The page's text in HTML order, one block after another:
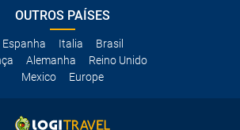
OUTROS PAÍSES
Espanha Italia
Brasil
Alemanha
Reino Unido
Mexico
Europe